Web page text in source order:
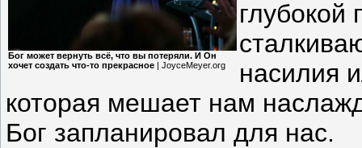
Бог может вернуть всё, что вы потеряли. И Он
хочет создать что-то прекрасное | JoyceMeyer.org
глубокой
насилия
которая мешает нам
Бог запланировал для нас.